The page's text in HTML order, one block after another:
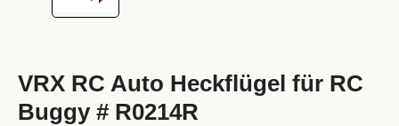
VRX RC Auto Heckflügel für RC
Buggy # R0214R